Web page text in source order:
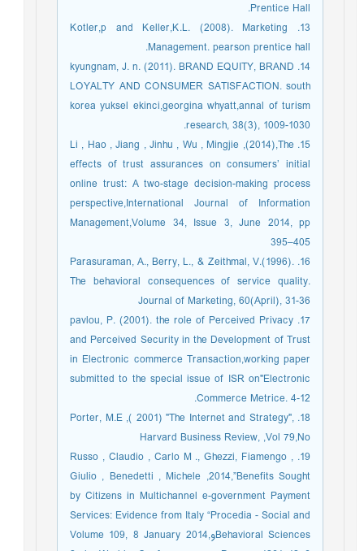
Prentice Hall.
13. Kotler,p and Keller,K.L. (2008). Marketing
Management. pearson prentice hall.
14. kyungnam, J. n. (2011). BRAND EQUITY, BRAND
LOYALTY AND CONSUMER SATISFACTION. south
korea yuksel ekinci,georgina whyatt,annal of turism
research, 38(3), 1009-1030.
15. Li , Hao , Jiang , Jinhu , Wu , Mingjie ,(2014),The
effects of trust assurances on consumers’ initial
online trust: A two-stage decision-making process
perspective,International Journal of Information
Management,Volume 34, Issue 3, June 2014, pp
395–405
16. Parasuraman, A., Berry, L., & Zeithmal, V.(1996).
The behavioral consequences of service quality.
Journal of Marketing, 60(April), 31-36
17. pavlou, P. (2001). the role of Perceived Privacy
and Perceived Security in the Development of Trust
in Electronic commerce Transaction,working paper
submitted to the special issue of ISR on"Electronic
Commerce Metrice. 4-12.
18. Porter, M.E ,( 2001) "The Internet and Strategy",
Harvard Business Review, ,Vol 79,No
19. Russo , Claudio , Carlo M ., Ghezzi, Fiamengo ,
Giulio , Benedetti , Michele ,2014,”Benefits Sought
by Citizens in Multichannel e-government Payment
Services: Evidence from Italy “Procedia - Social and
Behavioral SciencesوVolume 109, 8 January 2014,